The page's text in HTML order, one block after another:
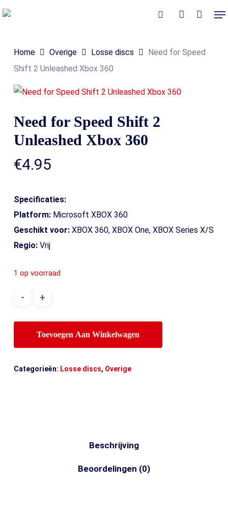
Skip
content
Home Overige Losse discs
Need for Speed
Shift 2 Unleashed Xbox 360
Need for Speed Shift 2
Unleashed Xbox 360
€4.95
Specificaties:
Platform:Microsoft XBOX 360
Geschikt voor:XBOX 360, XBOX One, XBOX Series X/S
Regio:Vrij
1 op voorraad
Toevoegen Aan Winkelwagen
Categorieën: Losse discs, Overige
Beschrijving
Beoordelingen (0)